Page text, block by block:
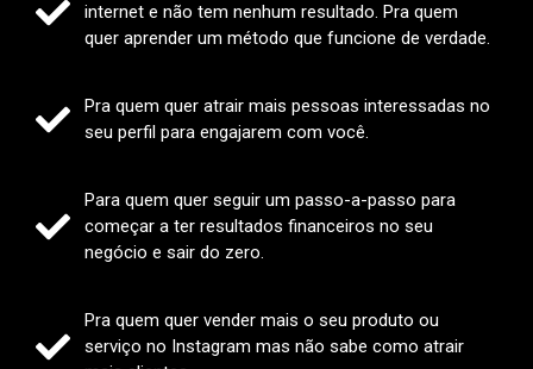
internet e não tem nenhum resultado. Pra quem
quer aprender um método que funcione de verdade.
Pra quem quer atrair mais pessoas interessadas no
seu perfil para engajarem com você.
Para quem quer seguir um passo-a-passo para
começar a ter resultados financeiros no seu
negócio e sair do zero.
Pra quem quer vender mais o seu produto ou
serviço no Instagram mas não sabe como atrair